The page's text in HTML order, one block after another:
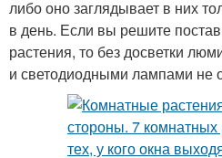
либо оно заглядывает в них
в день. Если вы решите
растения, то без досветки
и светодиодными лампами не